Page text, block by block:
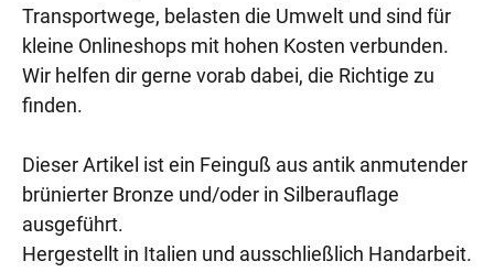
Transportwege, belasten die Umwelt und sind für
kleine Onlineshops mit hohen Kosten verbunden.
Wir helfen dir gerne vorab dabei, die Richtige zu
finden.
Dieser Artikel ist ein Feinguß aus antik anmutender
brünierter Bronze und/oder in Silberauflage
ausgeführt.
Hergestellt in Italien und ausschließlich Handarbeit.